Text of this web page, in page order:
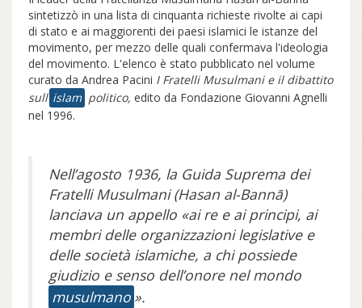
sintetizzò in una lista di cinquanta richieste rivolte ai capi
di stato e ai maggiorenti dei paesi islamici le istanze del
movimento, per mezzo delle quali confermava l'ideologia
del movimento. L'elenco è stato pubblicato nel volume
curato da Andrea Pacini I Fratelli Musulmani e il dibattito
sull’ islam politico, edito da Fondazione Giovanni Agnelli
nel 1996.
Nell’agosto 1936, la Guida Suprema dei
Fratelli Musulmani (Hasan al-Bannā)
lanciava un appello «ai re e ai principi, ai
membri delle organizzazioni legislative e
delle società islamiche, a chi possiede
giudizio e senso dell’onore nel mondo
musulmano ».